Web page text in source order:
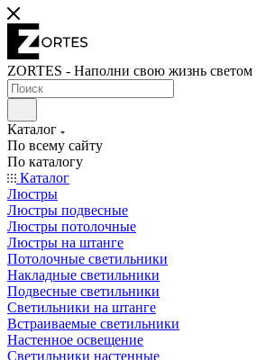
ZORTES - Наполни свою жизнь светом
Каталог
По всему сайту
По каталогу
Каталог
Люстры
Люстры подвесные
Люстры потолочные
Люстры на штанге
Потолочные светильники
Накладные светильники
Подвесные светильники
Светильники на штанге
Встраиваемые светильники
Настенное освещение
Светильники настенные